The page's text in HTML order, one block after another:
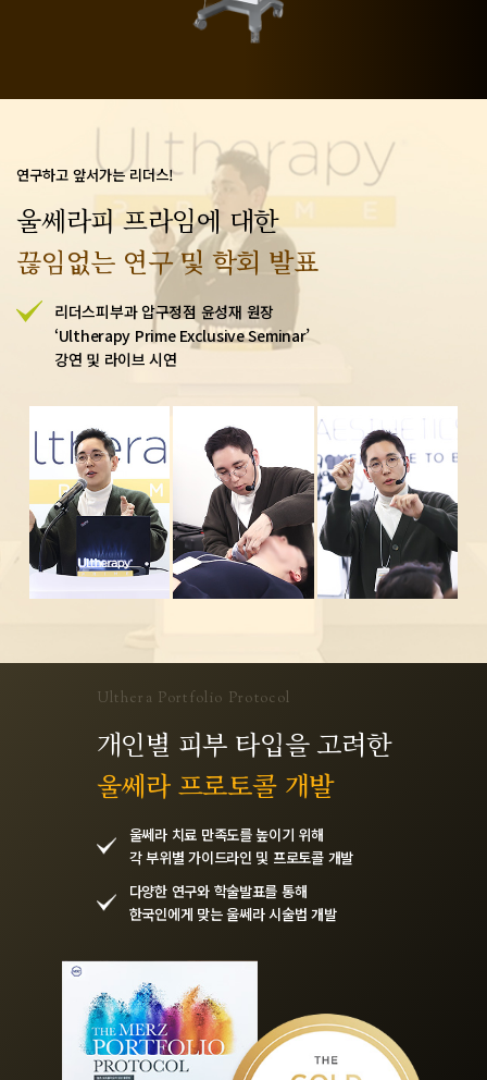
연구하고 앞서가는 리더스!
울쎄라피 프라임에 대한
끊임없는 연구 및 학회 발표
리더스피부과 압구정점 윤성재 원장
‘Ultherapy Prime Exclusive Seminar’
강연 및 라이브 시연
Ulthera Portfolio Protocol
개인별 피부 타입을 고려한
울쎄라 프로토콜 개발
울쎄라 치료 만족도를 높이기 위해
각 부위별 가이드라인 및 프로토콜 개발
다양한 연구와 학술발표를 통해
한국인에게 맞는 울쎄라 시술법 개발